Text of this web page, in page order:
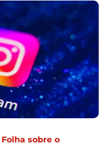
sobre o